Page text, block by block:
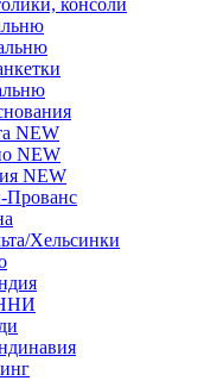
NEW
NEW
NEW
Прованс
Хельсинки